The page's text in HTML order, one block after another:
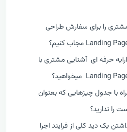
را برای سفارش طراحی
حرفه ای آشنایی مشتری با
با جدول چیزهایی که بعنوان
را ندارید؟
یک دید کلی از فرایند اجرا